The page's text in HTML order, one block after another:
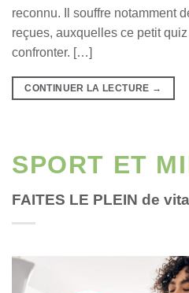
reconnu. Il souffre notamment
reçues, auxquelles ce petit
confronter. […]
CONTINUER LA LECTURE →
SPORT ET
FAITES LE PLEIN de